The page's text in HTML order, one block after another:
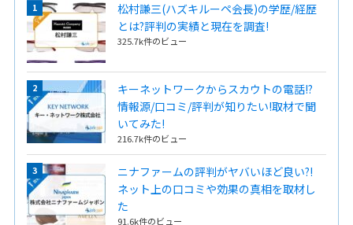
松村謙三(ハズキルーペ会長)の学歴/経歴
とは?評判の実績と現在を調査!
325.7k件のビュー
キーネットワークからスカウトの電話!?
情報源/口コミ/評判が知りたい!取材で聞
いてみた!
216.7k件のビュー
ニナファームの評判がヤバいほど良い?!
ネット上の口コミや効果の真相を取材し
た
91.6k件のビュー